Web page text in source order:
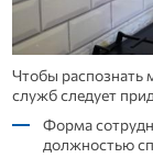
Чтобы распознать
служб следует
Форма
должностью